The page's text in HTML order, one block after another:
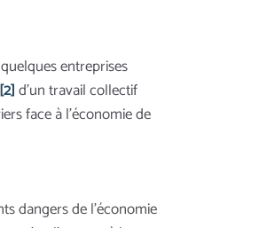
entreprises
[2]d’un travail collectif
face à l’économie de
dangers de l’économie